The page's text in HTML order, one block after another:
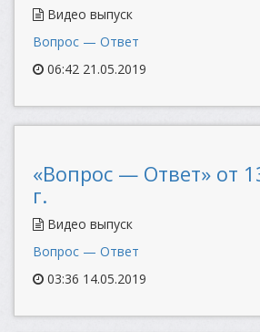
Видео выпуск
Вопрос — Ответ
06:42 21.05.2019
«Вопрос — Ответ» от
г.
Видео выпуск
Вопрос — Ответ
03:36 14.05.2019